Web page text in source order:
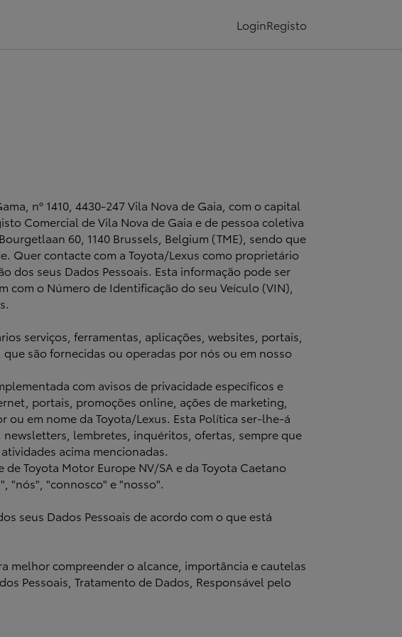
LoginRegisto
nº 1410, 4430-247 Vila Nova de Gaia, com o capital
Comercial de Vila Nova de Gaia e de pessoa coletiva
60, 1140 Brussels, Belgium (TME), sendo que
Quer contacte com a Toyota/Lexus como proprietário
dos seus Dados Pessoais. Esta informação pode ser
o Número de Identificação do seu Veículo (VIN),
serviços, ferramentas, aplicações, websites, portais,
são fornecidas ou operadas por nós ou em nosso
com avisos de privacidade específicos e
portais, promoções online, ações de marketing,
em nome da Toyota/Lexus. Esta Política ser-lhe-á
lembretes, inquéritos, ofertas, sempre que
acima mencionadas.
Toyota Motor Europe NV/SA e da Toyota Caetano
"nós", "connosco" e "nosso".
seus Dados Pessoais de acordo com o que está
melhor compreender o alcance, importância e cautelas
Pessoais, Tratamento de Dados, Responsável pelo